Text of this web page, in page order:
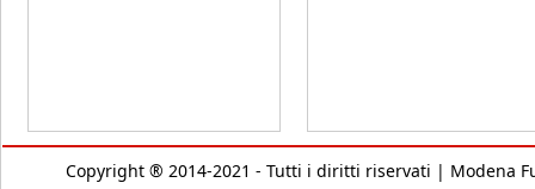
Copyright ® 2014-2021 - Tutti i diritti riservati | Modena